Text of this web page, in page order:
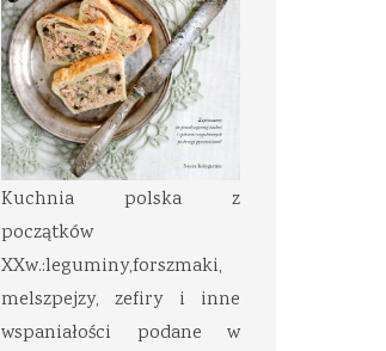
Kuchnia polska z
początków
XXw.:leguminy,forszmaki,
melszpejzy, zefiry i inne
wspaniałości podane w